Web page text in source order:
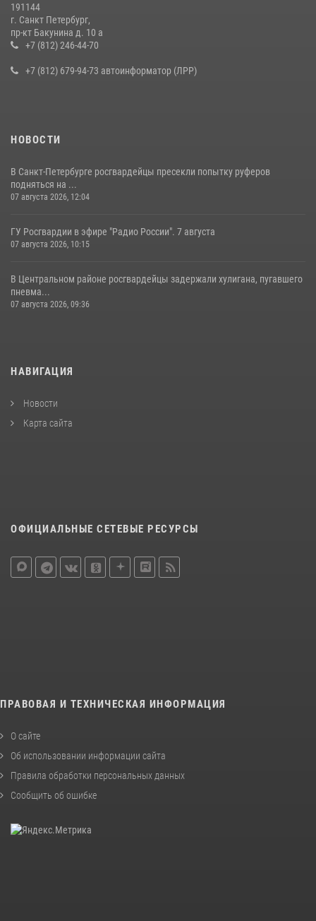
В Ленобласти сотрудники Росгвардии провели встречу с
воспитанниками детского клуба «Умные каникулы»
191144
г. Санкт Петербург,
пр-кт Бакунина д. 10 а
+7 (812) 246-44-70
+7 (812) 679-94-73 автоинформатор (ЛРР)
НОВОСТИ
В Санкт-Петербурге росгвардейцы пресекли попытку руферов
подняться на ...
07 августа 2026, 12:04
ГУ Росгвардии в эфире "Радио России". 7 августа
07 августа 2026, 10:15
В Центральном районе росгвардейцы задержали хулигана, пугавшего
пневма...
07 августа 2026, 09:36
НАВИГАЦИЯ
Новости
Карта сайта
ОФИЦИАЛЬНЫЕ СЕТЕВЫЕ РЕСУРСЫ
ПРАВОВАЯ И ТЕХНИЧЕСКАЯ ИНФОРМАЦИЯ
О сайте
Об использовании информации сайта
Правила обработки персональных данных
Сообщить об ошибке